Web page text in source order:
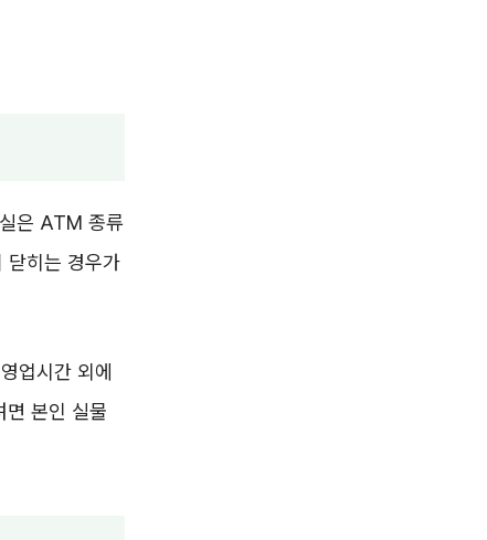
은 ATM 종류
닫히는 경우가
업시간 외에
면 본인 실물